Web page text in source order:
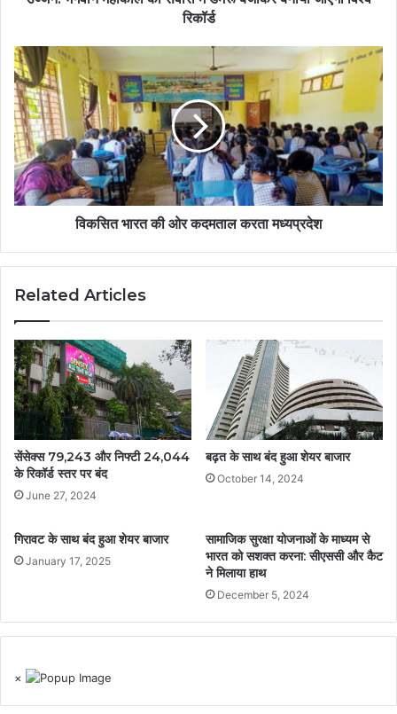
रिकॉर्ड
विकसित भारत की ओर कदमताल करता मध्यप्रदेश
Related Articles
सेंसेक्स 79,243 और निफ्टी 24,044
के रिकॉर्ड स्तर पर बंद
June 27, 2024
बढ़त के साथ बंद हुआ शेयर बाजार
October 14, 2024
गिरावट के साथ बंद हुआ शेयर बाजार
January 17, 2025
सामाजिक सुरक्षा योजनाओं के माध्यम से
भारत को सशक्त करना: सीएससी और कैट
ने मिलाया हाथ
December 5, 2024
×